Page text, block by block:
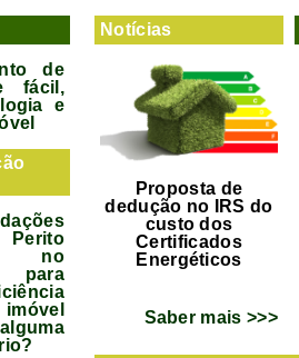
de
fácil,
e
no
Notícias
Proposta de
dedução no IRS do
custo dos
Certificados
Energéticos
Saber mais >>>